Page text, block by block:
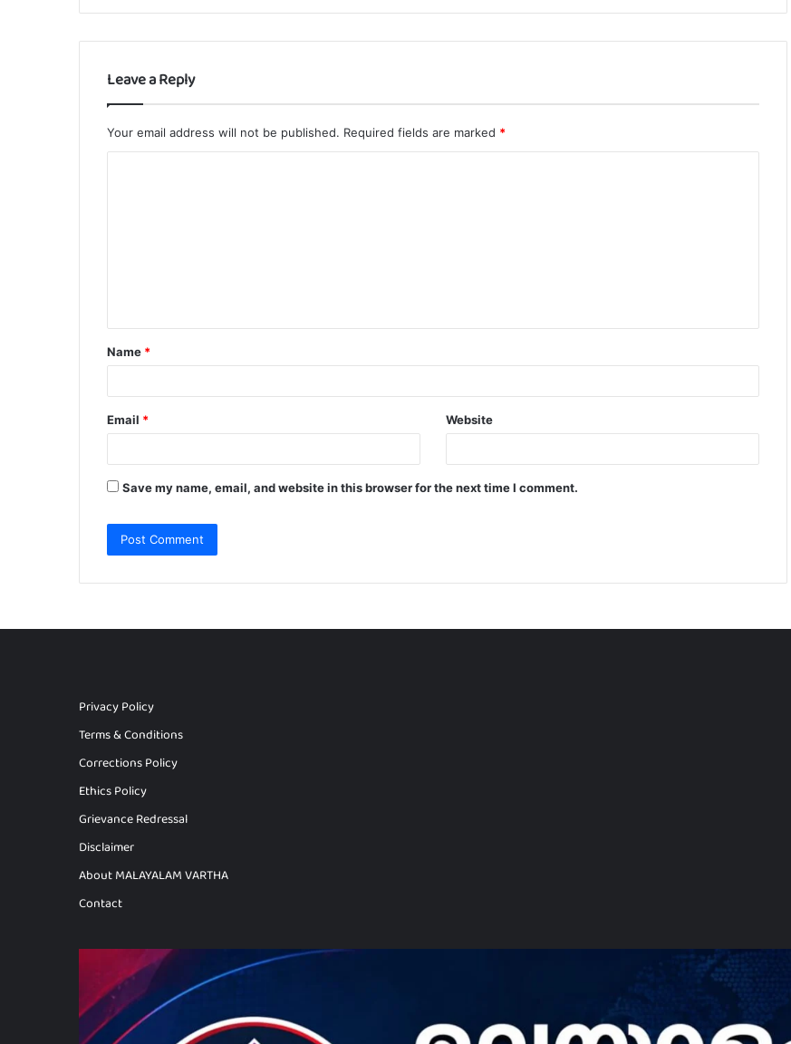
Leave a Reply
Your email address will not be published. Required fields are marked *
t
*
Name *
Email * Website
Save my name, email, and website in this browser for the next time I comment.
Privacy Policy
Terms & Conditions
Corrections Policy
Ethics Policy
Grievance Redressal
Disclaimer
About MALAYALAM VARTHA
Contact